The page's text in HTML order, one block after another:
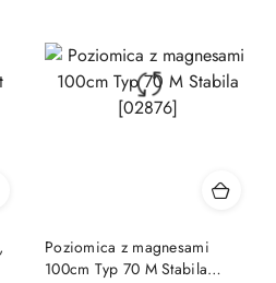
Poziomica z magnesami
100cm Typ 70 M Stabila